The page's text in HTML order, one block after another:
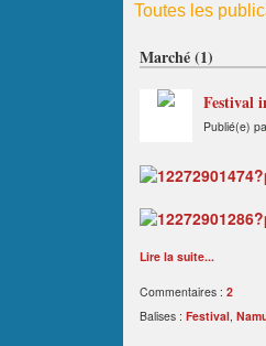
Toutes les
Marché (1)
Festival
Publié(e)
Lire la suite...
Commentaires : 2
Balises : Festival,